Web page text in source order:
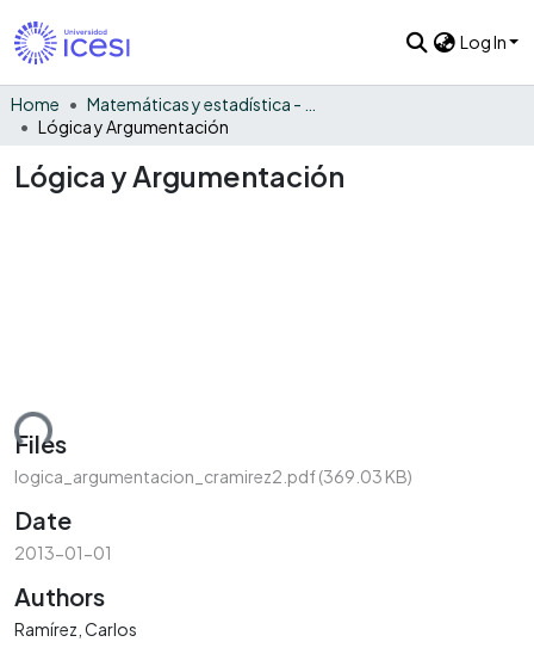
Log In
Home
Lógica y Argumentación
Lógica y Argumentación
Files
logica_argumentacion_cramirez2.pdf(369.03 KB)
Date
2013-01-01
Authors
Ramírez, Carlos